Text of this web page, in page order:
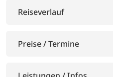
Individuelle Einzeltour